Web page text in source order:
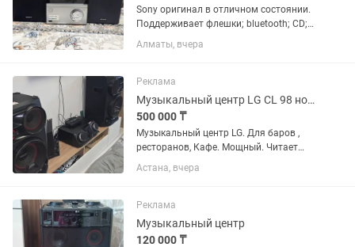
Sony оригинал в отличном состоянии.
Поддерживает флешки; bluetooth; CD;
Radio и т.д. Отдам в хорошие руки )))
Алматы, вчера
Реклама
Музыкальный центр LG CL 98 новый.
500 000 ₸
Музыкальный центр LG. Для баров ,
ресторанов, Кафе. Мощный. Читает
диски, флешку, блютуз.
Астана, вчера
Реклама
Музыкальный центр
120 000 ₸